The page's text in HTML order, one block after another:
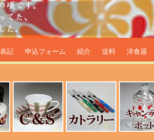
生活雑貨通販＠フ
記 申込フォーム 紹介 送料 洋食器